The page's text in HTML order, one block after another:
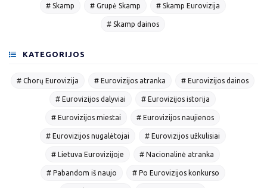
# Skamp # Grupė Skamp # Skamp Eurovizija
# Skamp dainos
KATEGORIJOS
# Chorų Eurovizija # Eurovizijos atranka # Eurovizijos dainos
# Eurovizijos dalyviai # Eurovizijos istorija
# Eurovizijos miestai # Eurovizijos naujienos
# Eurovizijos nugalėtojai # Eurovizijos užkulisiai
# Lietuva Eurovizijoje # Nacionalinė atranka
# Pabandom iš naujo # Po Eurovizijos konkurso